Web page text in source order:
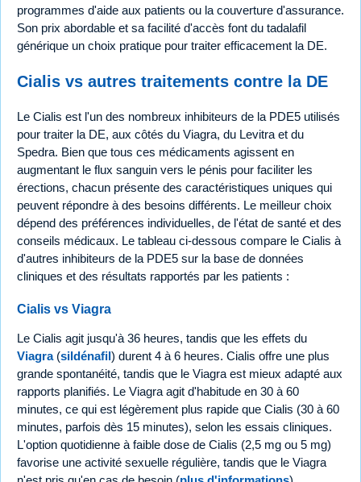
programmes d'aide aux patients ou la couverture d'assurance.
Son prix abordable et sa facilité d'accès font du tadalafil
générique un choix pratique pour traiter efficacement la DE.
Cialis vs autres traitements contre la DE
Le Cialis est l'un des nombreux inhibiteurs de la PDE5 utilisés
pour traiter la DE, aux côtés du Viagra, du Levitra et du
Spedra. Bien que tous ces médicaments agissent en
augmentant le flux sanguin vers le pénis pour faciliter les
érections, chacun présente des caractéristiques uniques qui
peuvent répondre à des besoins différents. Le meilleur choix
dépend des préférences individuelles, de l'état de santé et des
conseils médicaux. Le tableau ci-dessous compare le Cialis à
d'autres inhibiteurs de la PDE5 sur la base de données
cliniques et des résultats rapportés par les patients :
Cialis vs Viagra
Le Cialis agit jusqu'à 36 heures, tandis que les effets du
Viagra(sildénafil) durent 4 à 6 heures. Cialis offre une plus
grande spontanéité, tandis que le Viagra est mieux adapté aux
rapports planifiés. Le Viagra agit d'habitude en 30 à 60
minutes, ce qui est légèrement plus rapide que Cialis (30 à 60
minutes, parfois dès 15 minutes), selon les essais cliniques.
L'option quotidienne à faible dose de Cialis (2,5 mg ou 5 mg)
favorise une activité sexuelle régulière, tandis que le Viagra